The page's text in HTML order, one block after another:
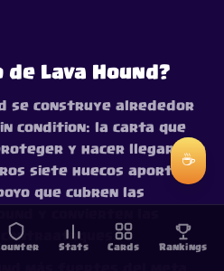
de Lava Hound?
se construye alrededor
condition: la carta que
y hacer llegar a la
siete huecos aportan
que cubren las
contraataques.
Stats Cards Rankings
☕